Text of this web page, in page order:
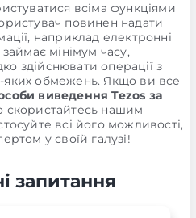
всіма функціями
повинен надати
наприклад електронні
мінімум часу,
здійснювати операції з
яких обмежень. Якщо ви все
виведення Tezos за
скористайтесь нашим
всі його можливості,
у своїй галузі!
запитання